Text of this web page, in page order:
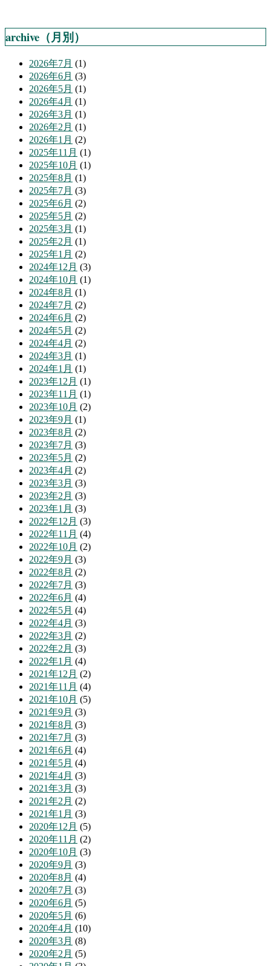
archive（月別）
2026年7月 (1)
2026年6月 (3)
2026年5月 (1)
2026年4月 (1)
2026年3月 (1)
2026年2月 (1)
2026年1月 (2)
2025年11月 (1)
2025年10月 (1)
2025年8月 (1)
2025年7月 (3)
2025年6月 (2)
2025年5月 (2)
2025年3月 (1)
2025年2月 (1)
2025年1月 (2)
2024年12月 (3)
2024年10月 (1)
2024年8月 (1)
2024年7月 (2)
2024年6月 (2)
2024年5月 (2)
2024年4月 (2)
2024年3月 (1)
2024年1月 (1)
2023年12月 (1)
2023年11月 (1)
2023年10月 (2)
2023年9月 (1)
2023年8月 (2)
2023年7月 (3)
2023年5月 (2)
2023年4月 (2)
2023年3月 (3)
2023年2月 (3)
2023年1月 (3)
2022年12月 (3)
2022年11月 (4)
2022年10月 (2)
2022年9月 (3)
2022年8月 (2)
2022年7月 (3)
2022年6月 (4)
2022年5月 (4)
2022年4月 (3)
2022年3月 (2)
2022年2月 (3)
2022年1月 (4)
2021年12月 (2)
2021年11月 (4)
2021年10月 (5)
2021年9月 (3)
2021年8月 (3)
2021年7月 (3)
2021年6月 (4)
2021年5月 (4)
2021年4月 (3)
2021年3月 (3)
2021年2月 (2)
2021年1月 (3)
2020年12月 (5)
2020年11月 (2)
2020年10月 (3)
2020年9月 (3)
2020年8月 (4)
2020年7月 (3)
2020年6月 (5)
2020年5月 (6)
2020年4月 (10)
2020年3月 (8)
2020年2月 (5)